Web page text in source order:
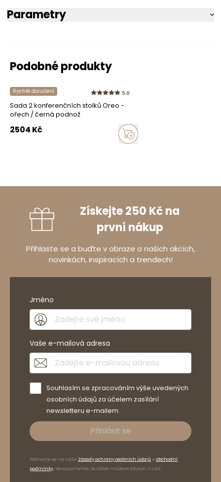
Parametry
Podobné produkty
Rychlé doručení 5.0
Sada 2 konferenčních stolků Oreo -
ořech / černá podnož
2504 Kč
Získejte 250 Kč na
první nákup
Přihlaste se a buďte v obraze o našich akcích,
novinkách, inspiracích a trendech!
Jméno
Vaše e-mailová adresa
Souhlasím se zpracováním výše uvedených
osobních údajů za účelem zasílání
newsletteru e-mailem.
Přihlásit se
Podívejte se na naše Zásady ochrany osobních údajů a obchodní
podmínky. Nezapomeňte, že odběr můžete kdykoli zrušit.